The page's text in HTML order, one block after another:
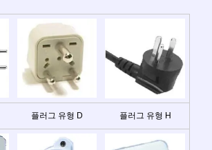
플러그 유형 D 플러그 유형 H